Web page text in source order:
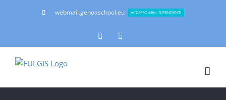
webmail.genoaschool.eu ACCESSO MAIL DIPENDENTI
Facebook